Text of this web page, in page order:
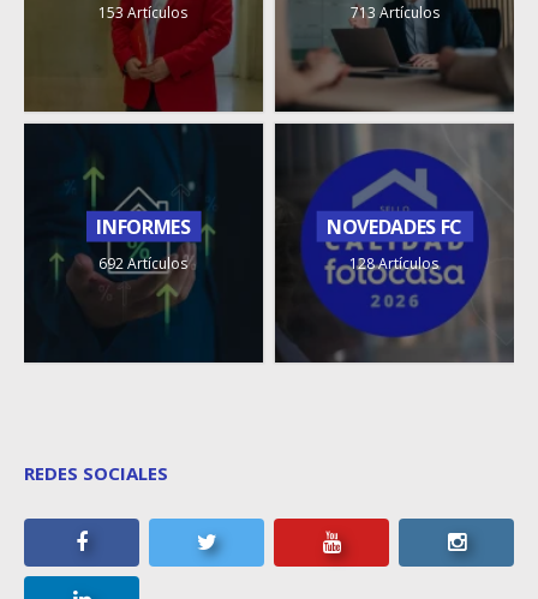
153 Artículos 713 Artículos
INFORMES
692 Artículos
NOVEDADES FC
128 Artículos
REDES SOCIALES